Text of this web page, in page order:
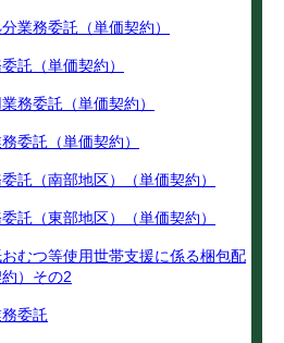
業務委託（単価契約）
託（単価契約）
務委託（単価契約）
委託（単価契約）
託（南部地区）（単価契約）
託（東部地区）（単価契約）
むつ等使用世帯支援に係る梱包配
）その2
委託